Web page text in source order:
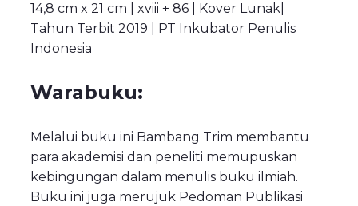
14,8 cm x 21 cm | xviii + 86 | Kover Lunak|
Tahun Terbit 2019 | PT Inkubator Penulis
Indonesia
Warabuku:
Melalui buku ini Bambang Trim membantu
para akademisi dan peneliti memupuskan
kebingungan dalam menulis buku ilmiah.
Buku ini juga merujuk Pedoman Publikasi